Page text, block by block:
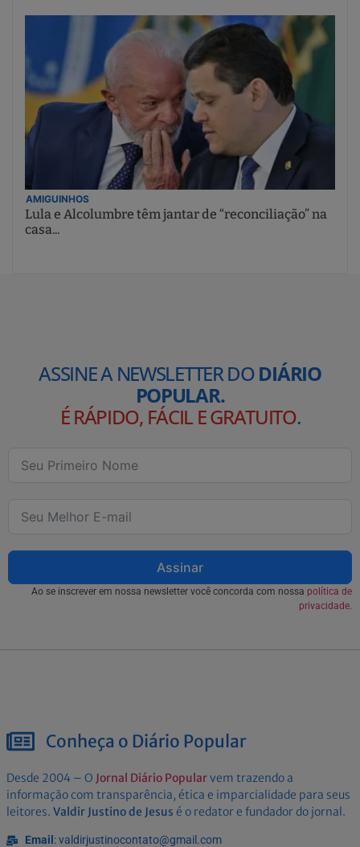
AMIGUINHOS
Lula e Alcolumbre têm jantar de “reconciliação” na
casa...
ASSINE A NEWSLETTER DODIÁRIO
POPULAR.
É RÁPIDO, FÁCIL E GRATUITO.
Assinar
Ao se inscrever em nossa newsletter você concorda com nossa política de
privacidade.
Conheça o Diário Popular
Desde 2004 – O Jornal Diário Popularvem trazendo a
informação com transparência, ética e imparcialidade para seus
leitores. Valdir Justino de Jesus é o redator e fundador do jornal.
Email : valdirjustinocontato@gmail.com